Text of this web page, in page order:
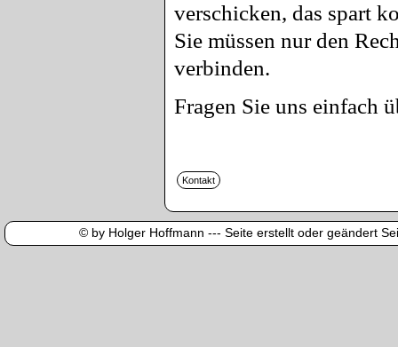
verschicken, das spart
Sie müssen nur den
verbinden.
Fragen Sie uns einfach
© by Holger Hoffmann --- Seite erstellt oder geändert